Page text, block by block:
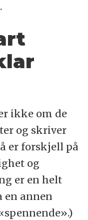
ikke om de
og skriver
er forskjell på
og
er en helt
en annen